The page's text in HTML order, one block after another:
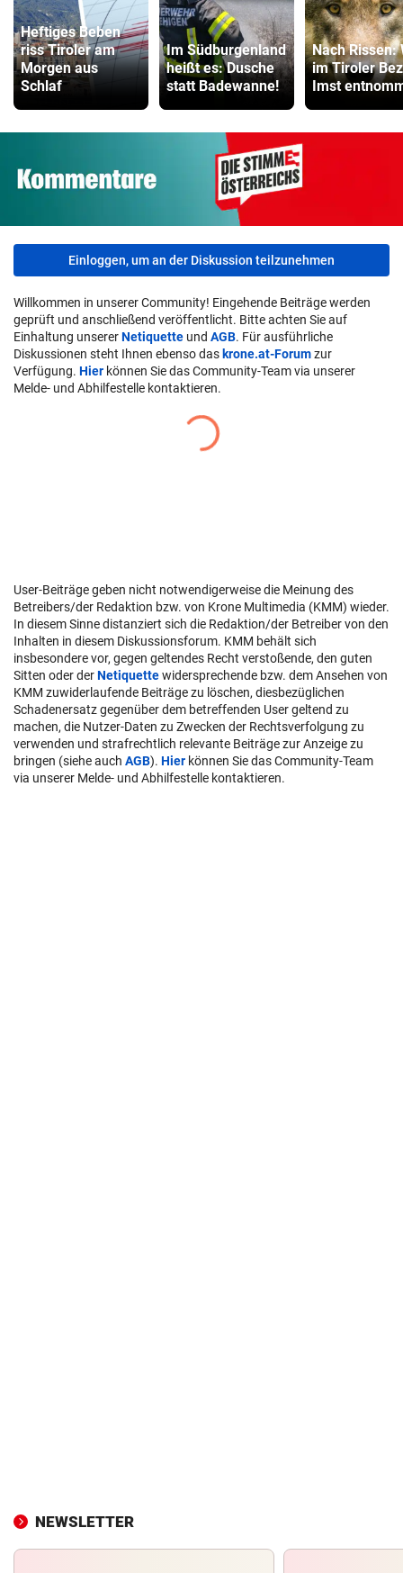
Heftiges Beben
riss Tiroler am
Morgen aus
Schlaf
Im Südburgenland
heißt es: Dusche
statt Badewanne!
Nach Rissen:
im Tiroler
Imst
Einloggen, um an der Diskussion teilzunehmen
Willkommen in unserer Community! Eingehende Beiträge werden
geprüft und anschließend veröffentlicht. Bitte achten Sie auf
Einhaltung unsererNetiquette und AGB. Für ausführliche
Diskussionen steht Ihnen ebenso das krone.at-Forumzur
Verfügung. Hier können Sie das Community-Team via unserer
Melde- und Abhilfestelle kontaktieren.
User-Beiträge geben nicht notwendigerweise die Meinung des
Betreibers/der Redaktion bzw. von Krone Multimedia (KMM) wieder.
In diesem Sinne distanziert sich die Redaktion/der Betreiber von den
Inhalten in diesem Diskussionsforum. KMM behält sich
insbesondere vor, gegen geltendes Recht verstoßende, den guten
Sitten oder derNetiquettewidersprechende bzw. dem Ansehen von
KMM zuwiderlaufende Beiträge zu löschen, diesbezüglichen
Schadenersatz gegenüber dem betreffenden User geltend zu
machen, die Nutzer-Daten zu Zwecken der Rechtsverfolgung zu
verwenden und strafrechtlich relevante Beiträge zur Anzeige zu
bringen (siehe auch AGB). Hier können Sie das Community-Team
via unserer Melde- und Abhilfestelle kontaktieren.
NEWSLETTER